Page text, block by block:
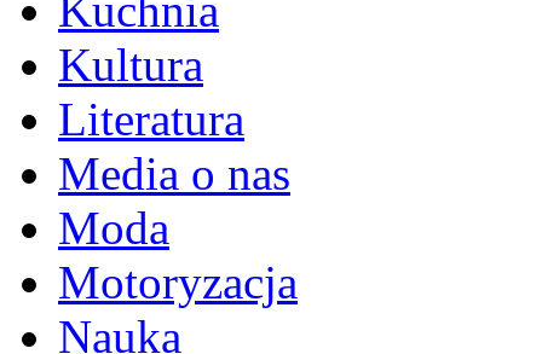
Kuchnia
Kultura
Literatura
Media o nas
Moda
Motoryzacja
Nauka